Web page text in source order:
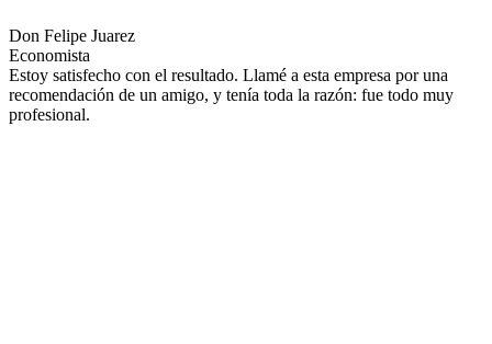
Don Felipe Juarez
Economista
Estoy satisfecho con el resultado. Llamé a esta empresa por una
recomendación de un amigo, y tenía toda la razón: fue todo muy
profesional.